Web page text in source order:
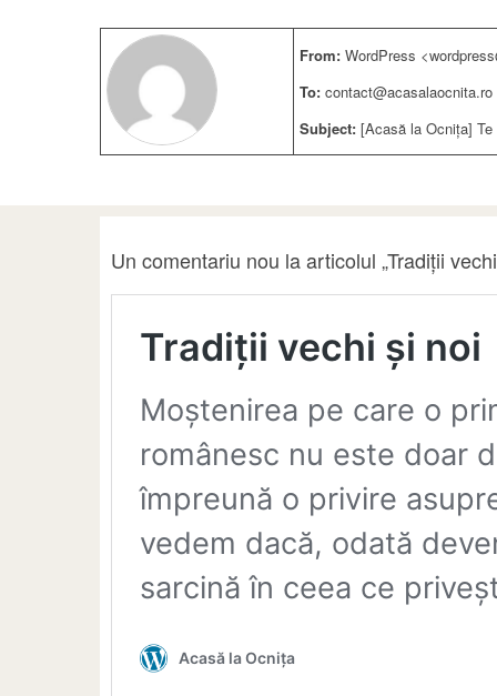
From: WordPress
To: contact@acasalaocnita.ro
Subject: [Acasă la Ocnița] Te
Un comentariu nou la articolul „Tradiții